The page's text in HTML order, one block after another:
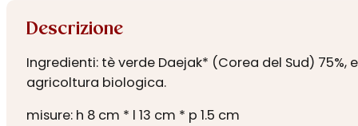
Descrizione
Ingredienti: tè verde Daejak* (Corea del Sud)
agricoltura biologica.
misure: h 8 cm * l 13 cm * p 1.5 cm